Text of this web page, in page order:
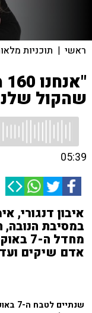
ראשי | תוכניות
שהקול
05:39
איבון דנגורי,
במסיבת
מחדל
אדם שיקים